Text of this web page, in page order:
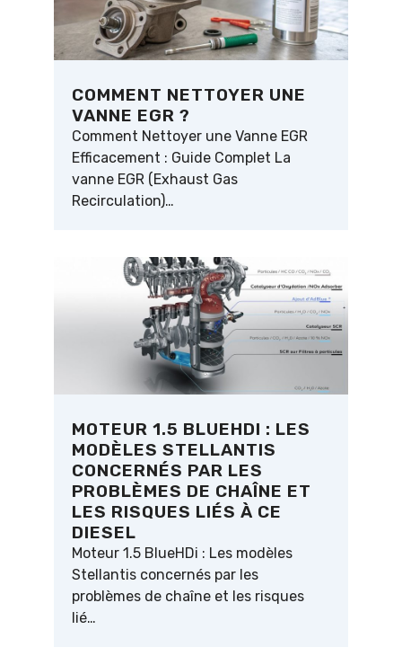
COMMENT NETTOYER UNE
VANNE EGR ?
Comment Nettoyer une Vanne EGR
Efficacement : Guide Complet La
vanne EGR (Exhaust Gas
Recirculation)…
MOTEUR 1.5 BLUEHDI : LES
MODÈLES STELLANTIS
CONCERNÉS PAR LES
PROBLÈMES DE CHAÎNE ET
LES RISQUES LIÉS À CE
DIESEL
Moteur 1.5 BlueHDi : Les modèles
Stellantis concernés par les
problèmes de chaîne et les risques
lié…